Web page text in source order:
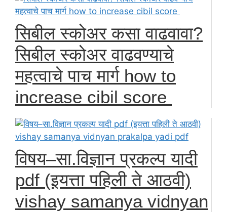
सिबील स्कोअर कसा वाढवावा?
सिबील स्कोअर वाढवण्याचे
महत्वाचे पाच मार्ग how to
increase cibil score
विषय–सा.विज्ञान प्रकल्प यादी
pdf (इयत्ता पहिली ते आठवी)
vishay samanya vidnyan